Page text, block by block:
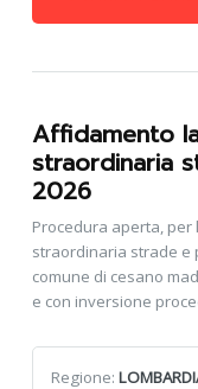
Affidamento
straordinaria
2026
Procedura aperta,
straordinaria strade e
comune di cesano
e con inversione
Regione: